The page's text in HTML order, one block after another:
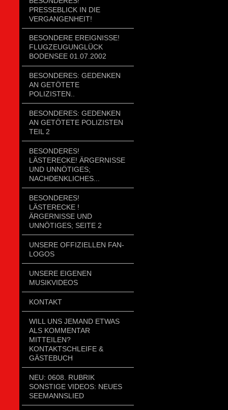
PRESSEBLICK IN DIE
VERGANGENHEIT!
BESONDERE EREIGNISSE!
FLUGZEUGUNGLÜCK
BODENSEE 01.07.2002
BESONDERES: GEDENKEN
AN GETÖTETE
POLIZISTEN..
BESONDERES: GEDENKEN
AN GETÖTETE POLIZISTEN
TEIL 2
BESONDERES!
LÄSTERECKE! ÄRGERNISSE
UND UNNÖTIGES;
NACHDENKLICHES...
BESONDERES!
LÄSTERECKE !
ÄRGERNISSE UND
UNNÖTIGES; SEITE 2
UNSERE OFFIZIELLEN FAN-
LOGOS
UNSERE EIGENEN
MUSIKVIDEOS
KONTAKT
WILL UNS JEMAND ETWAS
ALS KOMMENTAR
MITTEILEN?
KONTAKTSCHLEIFE &
GÄSTEBUCH
NEU: 0608. RUBRIK
SONSTIGE VIDEOS: NEUES
SEEMANNSLIED